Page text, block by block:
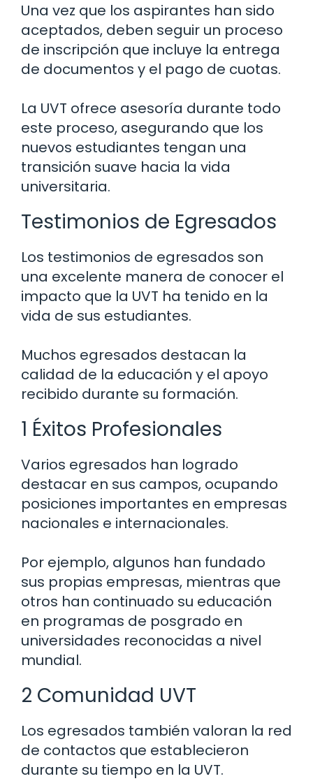
Una vez que los aspirantes han sido
aceptados, deben seguir un proceso
de inscripción que incluye la entrega
de documentos y el pago de cuotas.
La UVT ofrece asesoría durante todo
este proceso, asegurando que los
nuevos estudiantes tengan una
transición suave hacia la vida
universitaria.
Testimonios de Egresados
Los testimonios de egresados son
una excelente manera de conocer el
impacto que la UVT ha tenido en la
vida de sus estudiantes.
Muchos egresados destacan la
calidad de la educación y el apoyo
recibido durante su formación.
1 Éxitos Profesionales
Varios egresados han logrado
destacar en sus campos, ocupando
posiciones importantes en empresas
nacionales e internacionales.
Por ejemplo, algunos han fundado
sus propias empresas, mientras que
otros han continuado su educación
en programas de posgrado en
universidades reconocidas a nivel
mundial.
2 Comunidad UVT
Los egresados también valoran la red
de contactos que establecieron
durante su tiempo en la UVT.